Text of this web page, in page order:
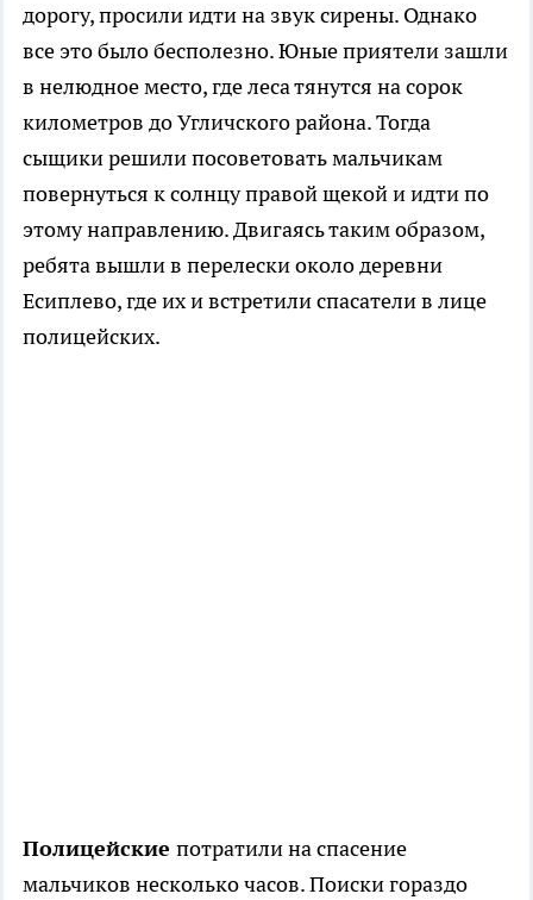
дорогу, просили идти на звук сирены. Однако
все это было бесполезно. Юные приятели зашли
в нелюдное место, где леса тянутся на сорок
километров до Угличского района. Тогда
сыщики решили посоветовать мальчикам
повернуться к солнцу правой щекой и идти по
этому направлению. Двигаясь таким образом,
ребята вышли в перелески около деревни
Есиплево, где их и встретили спасатели в лице
полицейских.
Полицейские потратили на спасение
мальчиков несколько часов. Поиски гораздо